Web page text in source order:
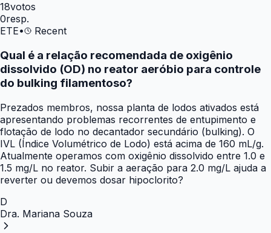
18votos
0resp.
ETE• Recent
Qual é a relação recomendada de oxigênio
dissolvido (OD) no reator aeróbio para controle
do bulking filamentoso?
Prezados membros, nossa planta de lodos ativados está
apresentando problemas recorrentes de entupimento e
flotação de lodo no decantador secundário (bulking). O
IVL (Índice Volumétrico de Lodo) está acima de 160 mL/g.
Atualmente operamos com oxigênio dissolvido entre 1.0 e
1.5 mg/L no reator. Subir a aeração para 2.0 mg/L ajuda a
reverter ou devemos dosar hipoclorito?
D
Dra. Mariana Souza